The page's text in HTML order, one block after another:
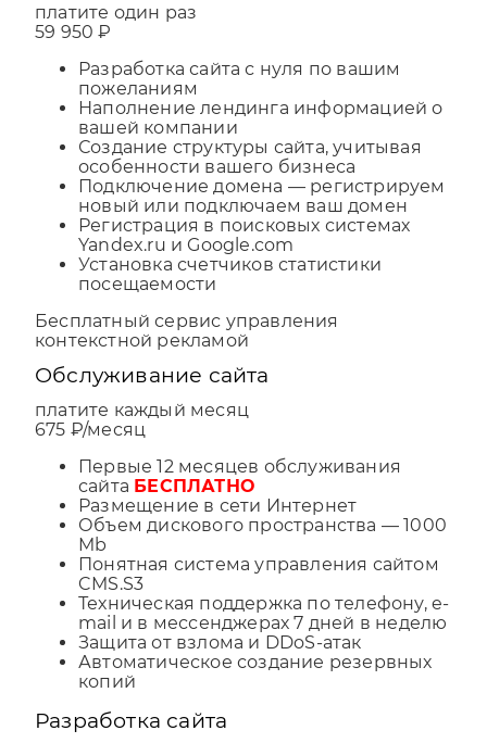
платите один раз
59 950 ₽
Разработка сайта с нуля по вашим
пожеланиям
Наполнение лендинга информацией о
вашей компании
Создание структуры сайта, учитывая
особенности вашего бизнеса
Подключение домена — регистрируем
новый или подключаем ваш домен
Регистрация в поисковых системах
Yandex.ru и Google.com
Установка счетчиков статистики
посещаемости
Бесплатный сервис управления
контекстной рекламой
Обслуживание сайта
платите каждый месяц
675 ₽/месяц
Первые 12 месяцев обслуживания
сайта БЕСПЛАТНО
Размещение в сети Интернет
Объем дискового пространства — 1000
Mb
Понятная система управления сайтом
CMS.S3
Техническая поддержка по телефону, e-
mail и в мессенджерах 7 дней в неделю
Защита от взлома и DDoS-атак
Автоматическое создание резервных
копий
Разработка сайта